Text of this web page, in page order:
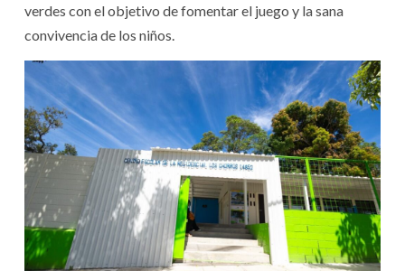
verdes con el objetivo de fomentar el juego y la sana
convivencia de los niños.